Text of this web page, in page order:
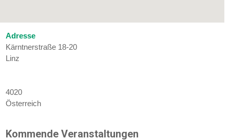
Adresse
Kärntnerstraße 18-20
Linz
4020
Österreich
Kommende Veranstaltungen